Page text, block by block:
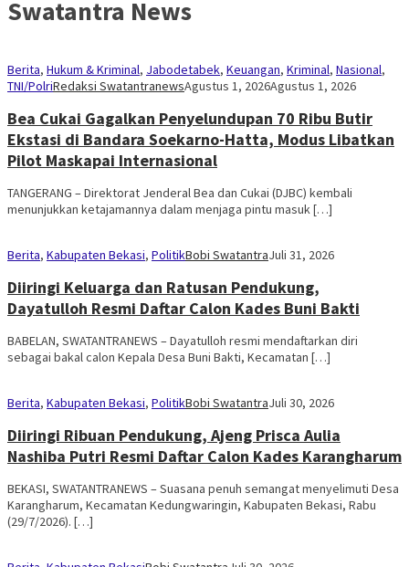
Swatantra News
Berita, Hukum & Kriminal, Jabodetabek, Keuangan, Kriminal, Nasional,
TNI/PolriRedaksi SwatantranewsAgustus 1, 2026Agustus 1, 2026
Bea Cukai Gagalkan Penyelundupan 70 Ribu Butir
Ekstasi di Bandara Soekarno-Hatta, Modus Libatkan
Pilot Maskapai Internasional
TANGERANG – Direktorat Jenderal Bea dan Cukai (DJBC) kembali
menunjukkan ketajamannya dalam menjaga pintu masuk […]
Berita, Kabupaten Bekasi, PolitikBobi SwatantraJuli 31, 2026
Diiringi Keluarga dan Ratusan Pendukung,
Dayatulloh Resmi Daftar Calon Kades Buni Bakti
BABELAN, SWATANTRANEWS – Dayatulloh resmi mendaftarkan diri
sebagai bakal calon Kepala Desa Buni Bakti, Kecamatan […]
Berita, Kabupaten Bekasi, PolitikBobi SwatantraJuli 30, 2026
Diiringi Ribuan Pendukung, Ajeng Prisca Aulia
Nashiba Putri Resmi Daftar Calon Kades Karangharum
BEKASI, SWATANTRANEWS – Suasana penuh semangat menyelimuti Desa
Karangharum, Kecamatan Kedungwaringin, Kabupaten Bekasi, Rabu
(29/7/2026). […]